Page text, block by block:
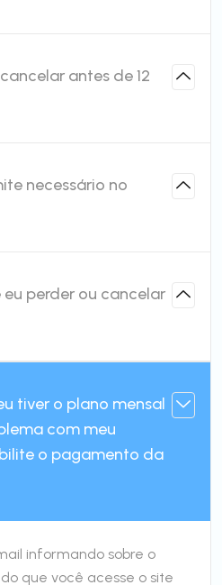
antes de 12
necessário no
perder ou cancelar
tiver o plano mensal
com meu
o pagamento da
informando sobre o
que você acesse o site